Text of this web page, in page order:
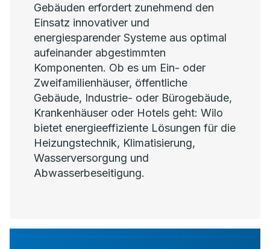
Gebäuden erfordert zunehmend den
Einsatz innovativer und
energiesparender Systeme aus optimal
aufeinander abgestimmten
Komponenten. Ob es um Ein- oder
Zweifamilienhäuser, öffentliche
Gebäude, Industrie- oder Bürogebäude,
Krankenhäuser oder Hotels geht: Wilo
bietet energieeffiziente Lösungen für die
Heizungstechnik, Klimatisierung,
Wasserversorgung und
Abwasserbeseitigung.